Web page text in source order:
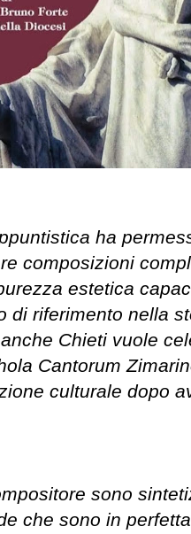
ha
composizioni
estetica
di riferimento nella
Chieti vuole
Cantorum
culturale dopo
sono
che sono in